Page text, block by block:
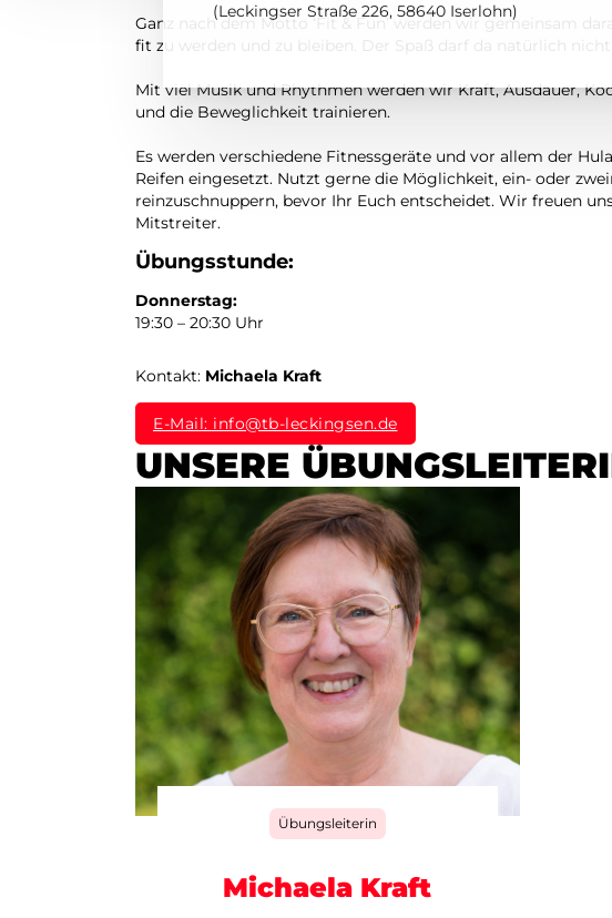
(Leckingser Straße 226, 58640 Iserlohn)
Ganz nach dem Motto ‘Fit & Fun’ werden wir gemeinsam
fit zu werden und zu bleiben. Der Spaß darf da natürlich
Mit viel Musik und Rhythmen werden wir Kraft, Ausdauer,
und die Beweglichkeit trainieren.
Es werden verschiedene Fitnessgeräte und vor allem der
Reifen eingesetzt. Nutzt gerne die Möglichkeit, ein- oder
reinzuschnuppern, bevor Ihr Euch entscheidet. Wir freuen
Mitstreiter.
Übungsstunde:
Donnerstag:
19:30 – 20:30 Uhr
Kontakt: Michaela Kraft
E-Mail: info@tb-leckingsen.de
UNSERE
Übungsleiterin
Michaela Kraft